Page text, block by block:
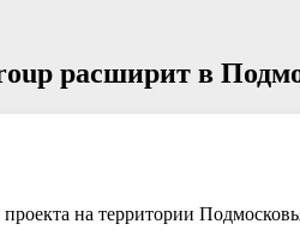
расширит в
на территории